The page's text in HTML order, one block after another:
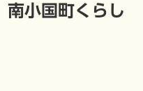
南小国町くらし